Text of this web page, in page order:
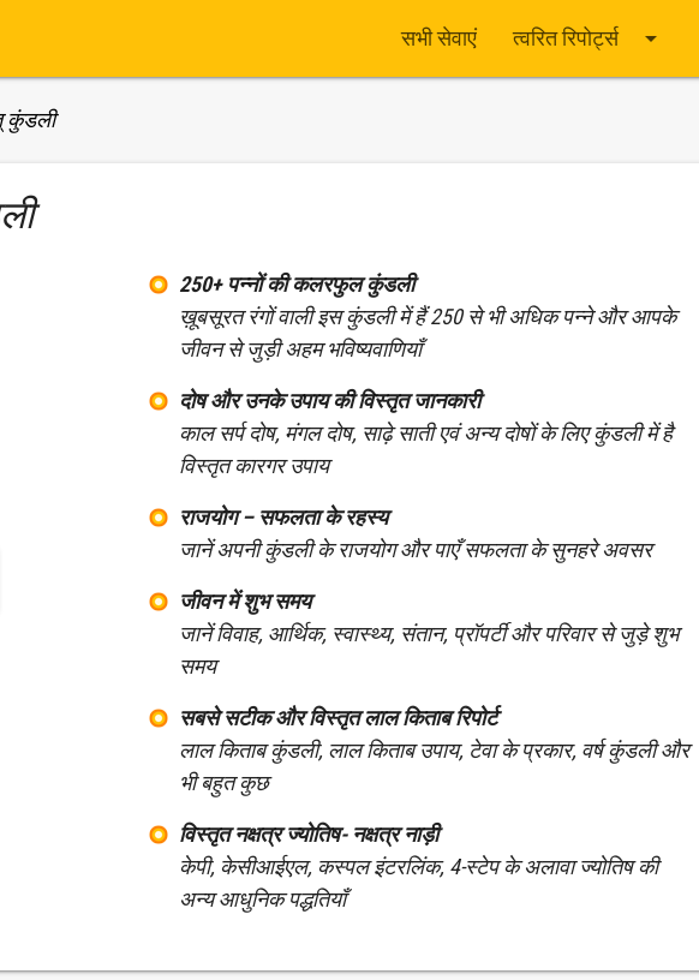
सभी सेवाएं त्वरित रिपोर्ट्स arrow_drop_down
कुंडली
250+ पन्नों की कलरफुल कुंडली
ख़ूबसूरत रंगों वाली इस कुंडली में हैं 250 से भी अधिक पन्ने और आपके
जीवन से जुड़ी अहम भविष्यवाणियाँ
दोष और उनके उपाय की विस्तृत जानकारी
काल सर्प दोष, मंगल दोष, साढ़े साती एवं अन्य दोषों के लिए कुंडली में है
विस्तृत कारगर उपाय
राजयोग – सफलता के रहस्य
जानें अपनी कुंडली के राजयोग और पाएँ सफलता के सुनहरे अवसर
जीवन में शुभ समय
जानें विवाह, आर्थिक, स्वास्थ्य, संतान, प्रॉपर्टी और परिवार से जुड़े शुभ
समय
सबसे सटीक और विस्तृत लाल किताब रिपोर्ट
लाल किताब कुंडली, लाल किताब उपाय, टेवा के प्रकार, वर्ष कुंडली और
भी बहुत कुछ
विस्तृत नक्षत्र ज्योतिष- नक्षत्र नाड़ी
केपी, केसीआईएल, कस्पल इंटरलिंक, 4-स्टेप के अलावा ज्योतिष की
अन्य आधुनिक पद्धतियाँ